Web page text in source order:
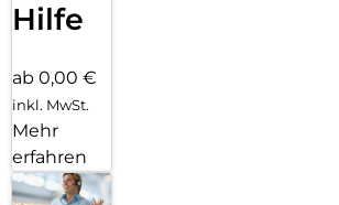
Hilfe
ab 0,00 €
inkl. MwSt.
Mehr
erfahren